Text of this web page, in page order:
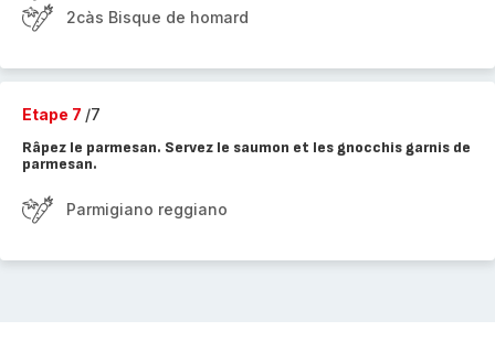
2càs Bisque de homard
Etape 7 /7
Râpez le parmesan. Servez le saumon et les gnocchis garnis de
parmesan.
Parmigiano reggiano